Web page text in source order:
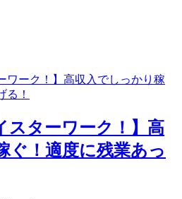
スターワーク！】高
ぐ！適度に残業あっ